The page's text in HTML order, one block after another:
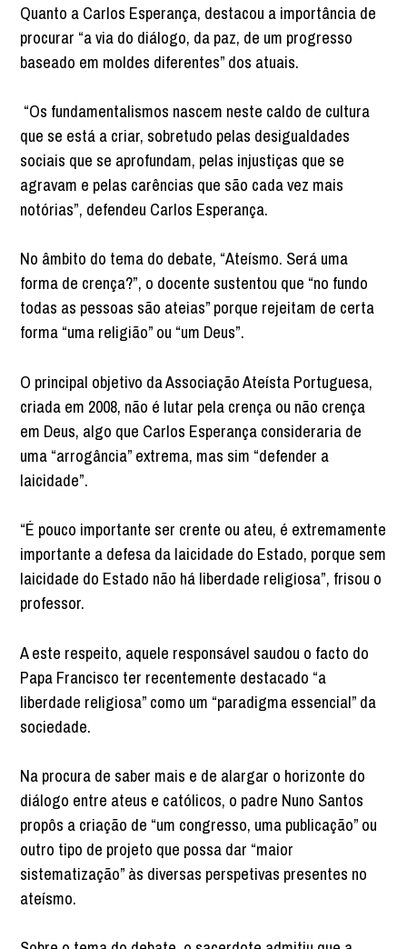
Quanto a Carlos Esperança, destacou a importância de
procurar “a via do diálogo, da paz, de um progresso
baseado em moldes diferentes” dos atuais.
“Os fundamentalismos nascem neste caldo de cultura
que se está a criar, sobretudo pelas desigualdades
sociais que se aprofundam, pelas injustiças que se
agravam e pelas carências que são cada vez mais
notórias”, defendeu Carlos Esperança.
No âmbito do tema do debate, “Ateísmo. Será uma
forma de crença?”, o docente sustentou que “no fundo
todas as pessoas são ateias” porque rejeitam de certa
forma “uma religião” ou “um Deus”.
O principal objetivo da Associação Ateísta Portuguesa,
criada em 2008, não é lutar pela crença ou não crença
em Deus, algo que Carlos Esperança consideraria de
uma “arrogância” extrema, mas sim “defender a
laicidade”.
“É pouco importante ser crente ou ateu, é extremamente
importante a defesa da laicidade do Estado, porque sem
laicidade do Estado não há liberdade religiosa”, frisou o
professor.
A este respeito, aquele responsável saudou o facto do
Papa Francisco ter recentemente destacado “a
liberdade religiosa” como um “paradigma essencial” da
sociedade.
Na procura de saber mais e de alargar o horizonte do
diálogo entre ateus e católicos, o padre Nuno Santos
propôs a criação de “um congresso, uma publicação” ou
outro tipo de projeto que possa dar “maior
sistematização” às diversas perspetivas presentes no
ateísmo.